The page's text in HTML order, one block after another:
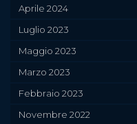
Aprile 2024
Luglio 2023
Maggio 2023
Marzo 2023
Febbraio 2023
Novembre 2022